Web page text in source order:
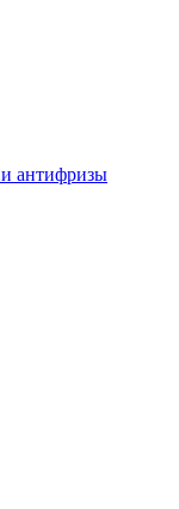
антифризы